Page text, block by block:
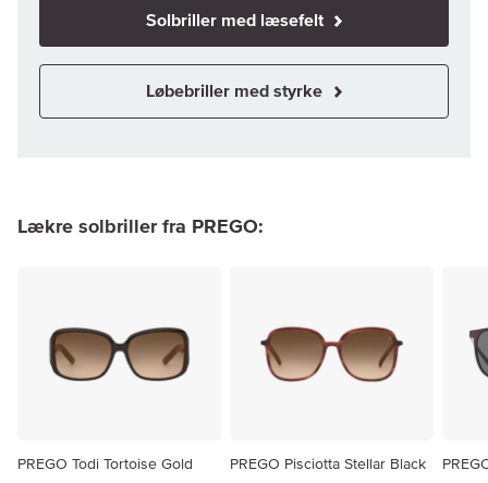
Solbriller med læsefelt
Løbebriller med styrke
Lækre solbriller fra PREGO:
PREGO Todi Tortoise Gold PREGO Pisciotta Stellar Black